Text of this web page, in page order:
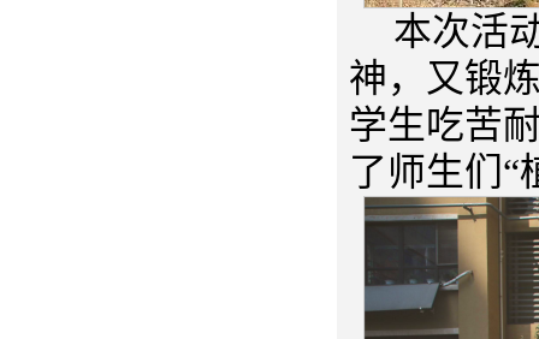
本次活
神，又锻
学生吃苦
了师生们“